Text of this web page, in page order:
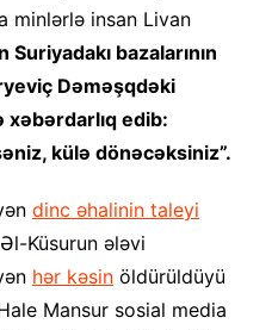
minlərlə insan Livan
Suriyadakı bazalarının
Dəməşqdəki
edib:
külə dönəcəksiniz”.
dinc əhalinin taleyi
Küsurun ələvi
hər kəsinöldürüldüyü
Mansur sosial media